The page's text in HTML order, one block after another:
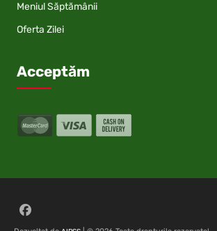
Meniul Săptămânii
Oferta Zilei
Acceptăm
Follow on Facebook